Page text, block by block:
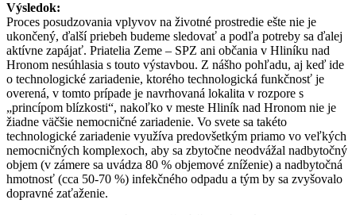
Výsledok:
Proces posudzovania vplyvov na životné prostredie ešte nie je
ukončený, ďalší priebeh budeme sledovať a podľa potreby sa ďalej
aktívne zapájať. Priatelia Zeme – SPZ ani občania v Hliníku nad
Hronom nesúhlasia s touto výstavbou. Z nášho pohľadu, aj keď ide
o technologické zariadenie, ktorého technologická funkčnosť je
overená, v tomto prípade je navrhovaná lokalita v rozpore s
„princípom blízkosti“, nakoľko v meste Hliník nad Hronom nie je
žiadne väčšie nemocničné zariadenie. Vo svete sa takéto
technologické zariadenie využíva predovšetkým priamo vo veľkých
nemocničných komplexoch, aby sa zbytočne neodvážal nadbytočný
objem (v zámere sa uvádza 80 % objemové zníženie) a nadbytočná
hmotnosť (cca 50-70 %) infekčného odpadu a tým by sa zvyšovalo
dopravné zaťaženie.